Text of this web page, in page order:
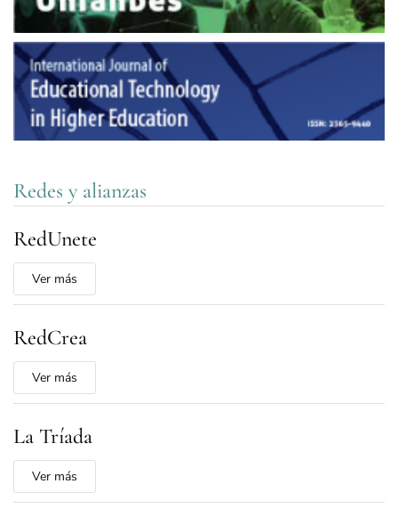
Redes y alianzas
RedUnete
Ver más
RedCrea
Ver más
La Tríada
Ver más